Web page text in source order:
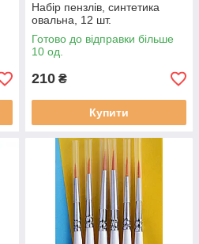
Набір пензлів, синтетика
овальна, 12 шт.
Готово до відправки більше
10 од.
210 ₴
Купити